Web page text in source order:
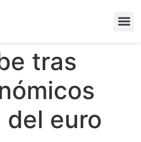
tras
del euro